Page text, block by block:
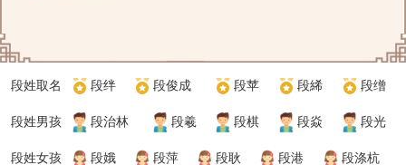
段姓取名 段绊 段俊成 段苹 段絺 段缯
段姓男孩 段治林 段羲 段棋 段焱 段光
段姓女孩 段娥 段萍 段耿 段港 段涤杭